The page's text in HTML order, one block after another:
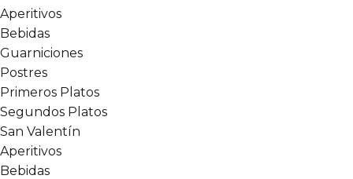
Aperitivos
Bebidas
Guarniciones
Postres
Primeros Platos
Segundos Platos
San Valentín
Aperitivos
Bebidas